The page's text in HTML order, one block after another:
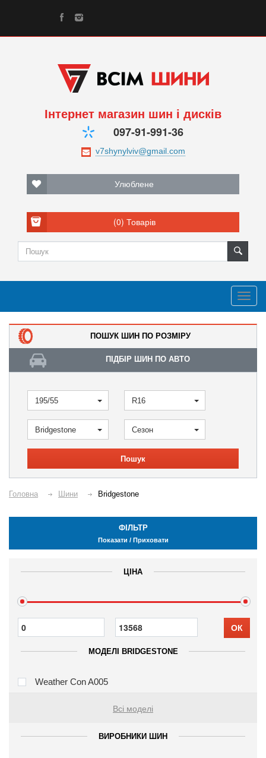
Інтернет магазин шин і дисків
097-91-991-36
Улюблене
(0) Товарів
ПОШУК ШИН ПО РОЗМІРУ
ПІДБІР ШИН ПО АВТО
195/55 R16
Bridgestone Сезон
Пошук
Головна Шини Bridgestone
ФІЛЬТР
Показати / Приховати
ЦІНА
ОК
МОДЕЛІ BRIDGESTONE
Weather Con A005
Всі моделі
ВИРОБНИКИ ШИН